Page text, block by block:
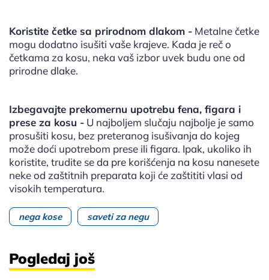
Koristite četke sa prirodnom dlakom - Metalne četke
mogu dodatno isušiti vaše krajeve. Kada je reč o
četkama za kosu, neka vaš izbor uvek budu one od
prirodne dlake.
Izbegavajte prekomernu upotrebu fena, figara i
prese za kosu - U najboljem slučaju najbolje je samo
prosušiti kosu, bez preteranog isušivanja do kojeg
može doći upotrebom prese ili figara. Ipak, ukoliko ih
koristite, trudite se da pre korišćenja na kosu nanesete
neke od zaštitnih preparata koji će zaštititi vlasi od
visokih temperatura.
nega kose saveti za negu
Pogledaj još